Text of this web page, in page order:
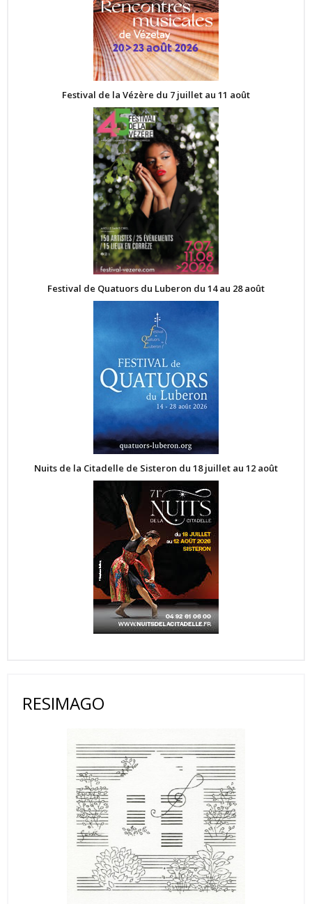
Festival de la Vézère du 7 juillet au 11 août
Festival de Quatuors du Luberon du 14 au 28 août
Nuits de la Citadelle de Sisteron du 18 juillet au 12 août
RESIMAGO